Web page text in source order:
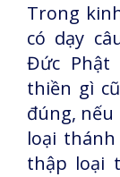
Trong
có dạy
Đức
thiền gì
đúng,
loại
thập loại